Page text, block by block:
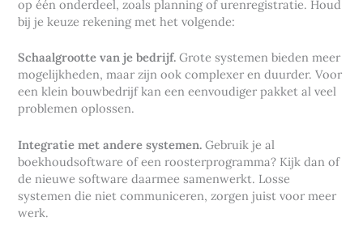
op één onderdeel, zoals planning of urenregistratie. Houd
bij je keuze rekening met het volgende:
Schaalgrootte van je bedrijf. Grote systemen bieden meer
mogelijkheden, maar zijn ook complexer en duurder. Voor
een klein bouwbedrijf kan een eenvoudiger pakket al veel
problemen oplossen.
Integratie met andere systemen. Gebruik je al
boekhoudsoftware of een roosterprogramma? Kijk dan of
de nieuwe software daarmee samenwerkt. Losse
systemen die niet communiceren, zorgen juist voor meer
werk.